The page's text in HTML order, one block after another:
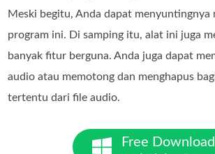
Meski begitu, Anda dapat menyuntingnya
program ini. Di samping itu, alat ini juga
banyak fitur berguna. Anda juga dapat
audio atau memotong dan menghapus
tertentu dari file audio.
Free Download